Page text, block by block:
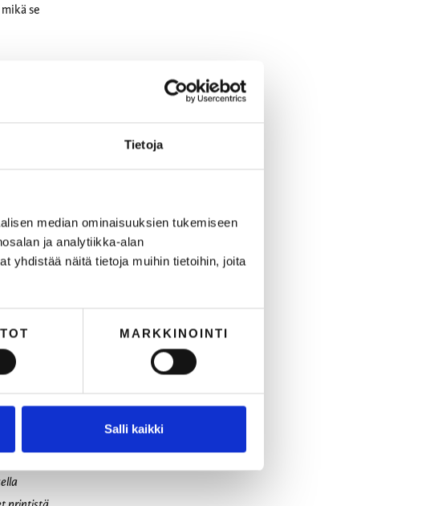
Tietoja
median ominaisuuksien tukemiseen
ja analytiikka-alan
yhdistää näitä tietoja muihin tietoihin, joita
MARKKINOINTI
Salli kaikki
se
ja jaa
laitan